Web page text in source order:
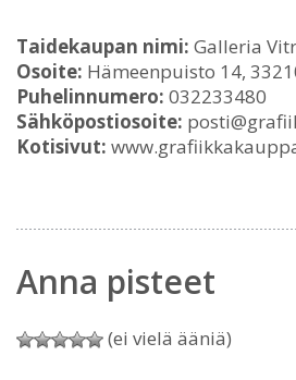
Taidekaupan nimi: Galleria
Osoite: Hämeenpuisto 14,
Puhelinnumero: 032233480
Sähköpostiosoite:
Kotisivut:
Anna pisteet
(ei vielä ääniä)